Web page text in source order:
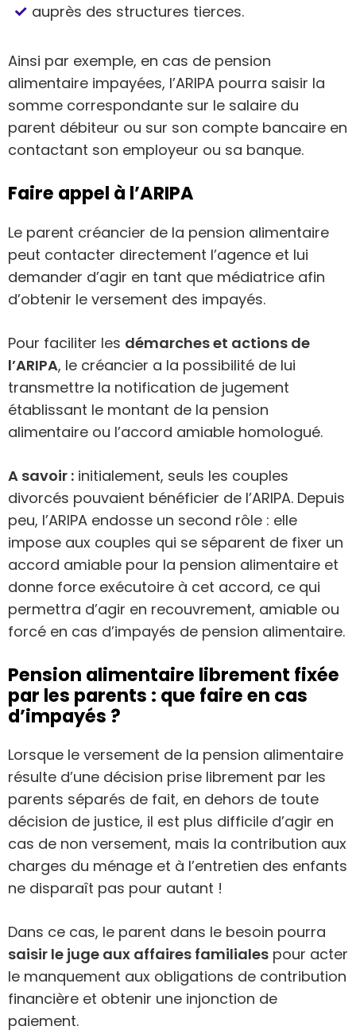
auprès des structures tierces.
Ainsi par exemple, en cas de pension
alimentaire impayées, l’ARIPA pourra saisir la
somme correspondante sur le salaire du
parent débiteur ou sur son compte bancaire en
contactant son employeur ou sa banque.
Faire appel à l’ARIPA
Le parent créancier de la pension alimentaire
peut contacter directement l’agence et lui
demander d’agir en tant que médiatrice afin
d’obtenir le versement des impayés.
Pour faciliter les démarches et actions de
l’ARIPA, le créancier a la possibilité de lui
transmettre la notification de jugement
établissant le montant de la pension
alimentaire ou l’accord amiable homologué.
A savoir : initialement, seuls les couples
divorcés pouvaient bénéficier de l’ARIPA. Depuis
peu, l’ARIPA endosse un second rôle : elle
impose aux couples qui se séparent de fixer un
accord amiable pour la pension alimentaire et
donne force exécutoire à cet accord, ce qui
permettra d’agir en recouvrement, amiable ou
forcé en cas d’impayés de pension alimentaire.
Pension alimentaire librement fixée
par les parents : que faire en cas
d’impayés ?
Lorsque le versement de la pension alimentaire
résulte d’une décision prise librement par les
parents séparés de fait, en dehors de toute
décision de justice, il est plus difficile d’agir en
cas de non versement, mais la contribution aux
charges du ménage et à l’entretien des enfants
ne disparaît pas pour autant !
Dans ce cas, le parent dans le besoin pourra
saisir le juge aux affaires familiales pour acter
le manquement aux obligations de contribution
financière et obtenir une injonction de
paiement.